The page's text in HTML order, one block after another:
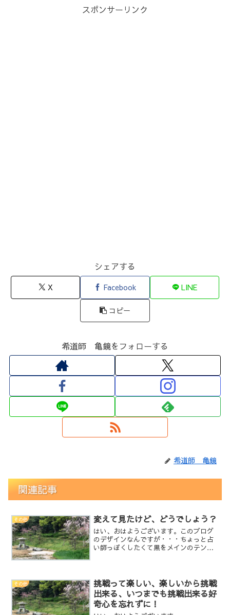
スポンサーリンク
シェアする
X Facebook LINE
コピー
希道師 亀鏡をフォローする
希道師 亀鏡
関連記事
その他 変えて見たけど、どうでしょう？
はい、おはようございます。このブログ
のデザインなんですが・・・ちょっと占
い師っぽくしたくて黒をメインのテンプ
更しようと思います。...
その他
挑戦って楽しい、楽しいから挑戦
出来る、いつまでも挑戦出来る好
奇心を忘れずに！